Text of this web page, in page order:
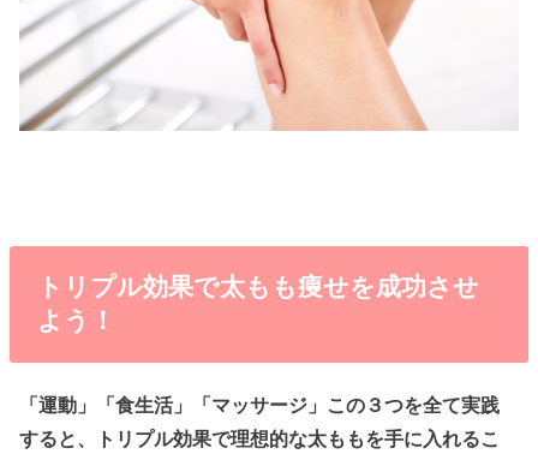
トリプル効果で太もも痩せを成功させ
よう！
「運動」「食生活」「マッサージ」この３つを全て実践
すると、トリプル効果で理想的な太ももを手に入れるこ